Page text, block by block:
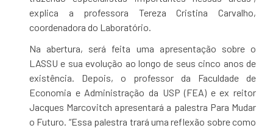
explica a professora Tereza Cristina Carvalho,
coordenadora do Laboratório.
Na abertura, será feita uma apresentação sobre o
LASSU e sua evolução ao longo de seus cinco anos de
existência. Depois, o professor da Faculdade de
Economia e Administração da USP (FEA) e ex reitor
Jacques Marcovitch apresentará a palestra Para Mudar
o Futuro. “Essa palestra trará uma reflexão sobre como